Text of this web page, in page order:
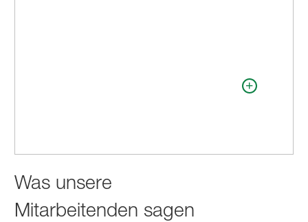
Was unsere
Mitarbeitenden sagen